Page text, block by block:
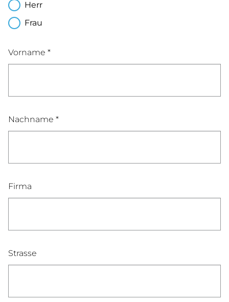
Herr
Frau
Vorname *
Nachname *
Firma
Strasse